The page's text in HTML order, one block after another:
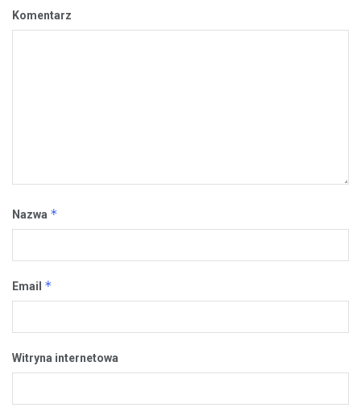
Komentarz
Nazwa *
Email *
Witryna internetowa